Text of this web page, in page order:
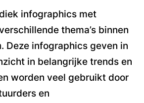
infographics met
thema’s binnen
Deze infographics geven in
in belangrijke trends en
worden veel gebruikt door
en